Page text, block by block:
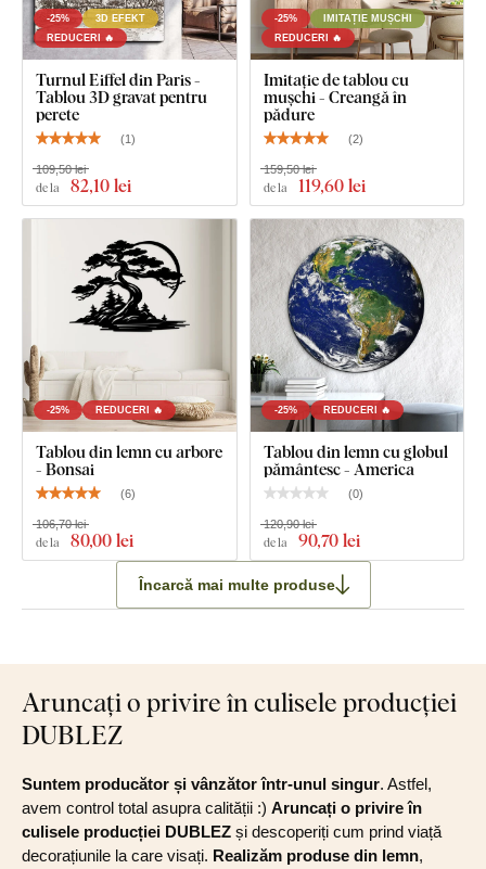
-25%
3D EFEKT
REDUCERI 🔥
Turnul Eiffel din Paris -
Tablou 3D gravat pentru
perete
(1)
de la 82,10 lei
109,50 lei
-25%
IMITAȚIE MUȘCHI
REDUCERI 🔥
Imitație de tablou cu
mușchi - Creangă în
pădure
(2)
de la 119,60 lei
159,50 lei
-25% REDUCERI 🔥
Tablou din lemn cu arbore
- Bonsai
(6)
de la 80,00 lei
106,70 lei
-25% REDUCERI 🔥
Tablou din lemn cu globul
pământesc - America
(0)
de la 90,70 lei
120,90 lei
Încarcă mai multe produse
Aruncați o privire în culisele producției
DUBLEZ
Suntem producător și vânzător într-unul singur. Astfel,
avem control total asupra calității :) Aruncați o privire în
culisele producției DUBLEZ și descoperiți cum prind viață
decorațiunile la care visați. Realizăm produse din lemn,